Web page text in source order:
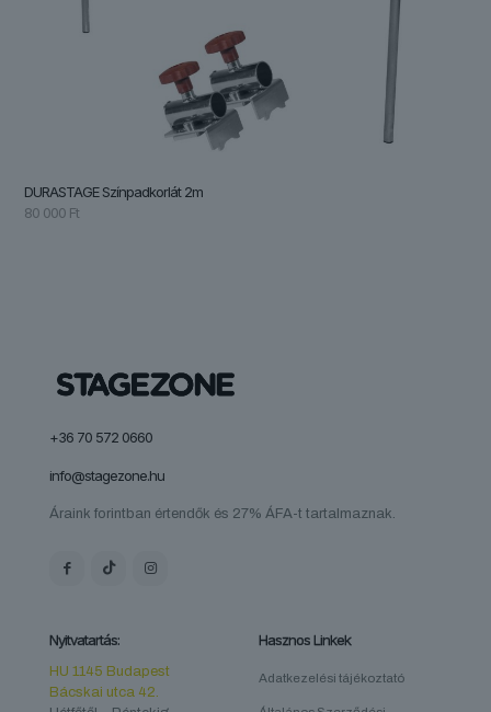
DURASTAGE Színpadkorlát 2m
80 000 Ft
+36 70 572 0660
info@stagezone.hu
Áraink forintban értendők és 27% ÁFA-t tartalmaznak.
Nyitvatartás:
HU 1145 Budapest
Bácskai utca 42.
Hasznos Linkek
Adatkezelési tájékoztató